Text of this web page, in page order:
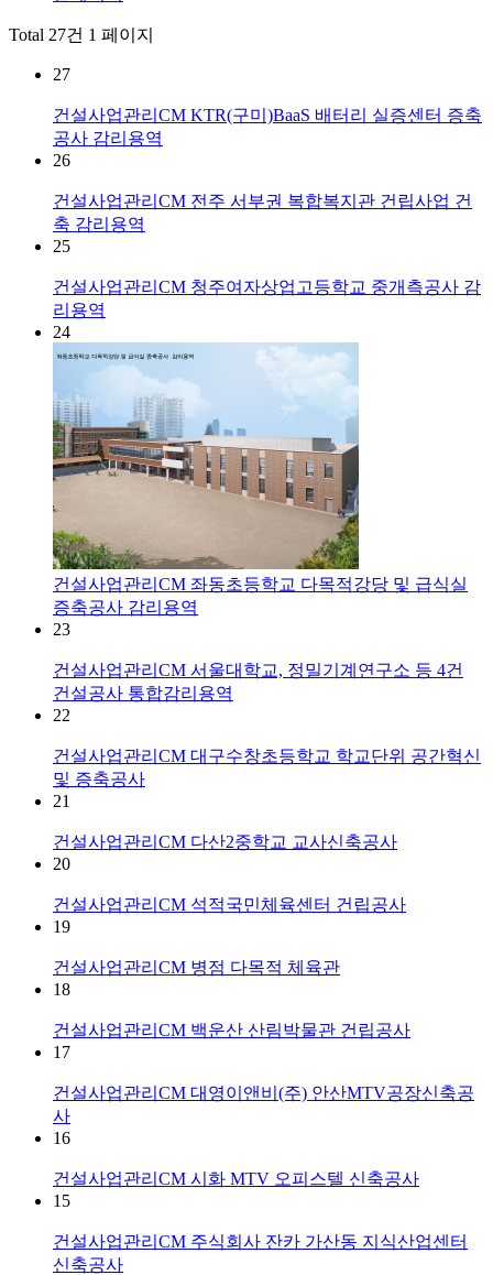
Total 27건 1 페이지
27
건설사업관리CM KTR(구미)BaaS 배터리 실증센터 증축
공사 감리용역
26
건설사업관리CM 전주 서부권 복합복지관 건립사업 건
축 감리용역
25
건설사업관리CM 청주여자상업고등학교 중개측공사 감
리용역
24
건설사업관리CM 좌동초등학교 다목적강당 및 급식실
증축공사 감리용역
23
건설사업관리CM 서울대학교, 정밀기계연구소 등 4건
건설공사 통합감리용역
22
건설사업관리CM 대구수창초등학교 학교단위 공간혁신
및 증축공사
21
건설사업관리CM 다산2중학교 교사신축공사
20
건설사업관리CM 석적국민체육센터 건립공사
19
건설사업관리CM 병점 다목적 체육관
18
건설사업관리CM 백운산 산림박물관 건립공사
17
건설사업관리CM 대영이앤비(주) 안산MTV공장신축공
사
16
건설사업관리CM 시화 MTV 오피스텔 신축공사
15
건설사업관리CM 주식회사 잔카 가산동 지식산업센터
신축공사